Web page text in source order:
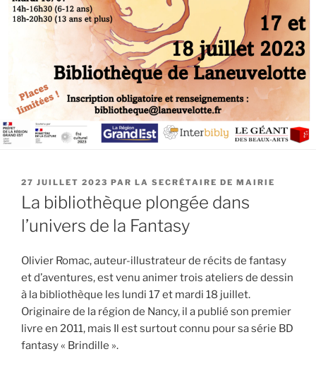
PUBLIÉ
LE
27 JUILLET 2023 PAR LA SECRÉTAIRE DE MAIRIE
La bibliothèque plongée dans
l’univers de la Fantasy
Olivier Romac, auteur-illustrateur de récits de fantasy
et d’aventures, est venu animer trois ateliers de dessin
à la bibliothèque les lundi 17 et mardi 18 juillet.
Originaire de la région de Nancy, il a publié son premier
livre en 2011, mais Il est surtout connu pour sa série BD
fantasy « Brindille ».